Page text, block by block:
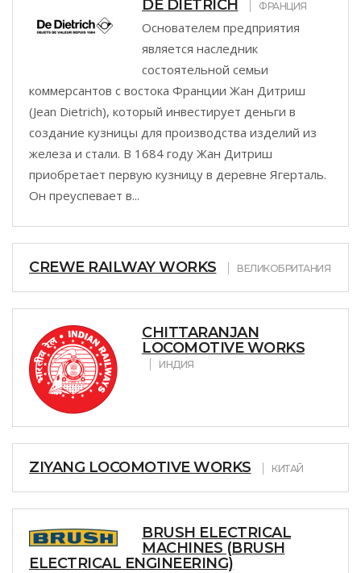
DE DIETRICH ФРАНЦИЯ
Основателем предприятия
является наследник
состоятельной семьи
коммерсантов с востока Франции Жан Дитриш
(Jean Dietrich), который инвестирует деньги в
создание кузницы для производства изделий из
железа и стали. В 1684 году Жан Дитриш
приобретает первую кузницу в деревне Ягерталь.
Он преуспевает в...
CREWE RAILWAY WORKS ВЕЛИКОБРИТАНИЯ
CHITTARANJAN
LOCOMOTIVE WORKS
ИНДИЯ
ZIYANG LOCOMOTIVE WORKS КИТАЙ
BRUSH ELECTRICAL
MACHINES (BRUSH
ELECTRICAL ENGINEERING)